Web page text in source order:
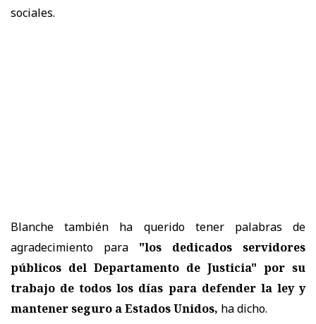
sociales.
Blanche también ha querido tener palabras de
agradecimiento para "los dedicados servidores
públicos del Departamento de Justicia" por su
trabajo de todos los días para defender la ley y
mantener seguro a Estados Unidos, ha dicho.